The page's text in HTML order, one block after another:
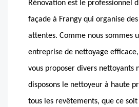
Rénovation est le professionnel
façade à Frangy qui organise
attentes. Comme nous sommes
entreprise de nettoyage efficace,
vous proposer divers nettoyants
disposons le nettoyeur à haute
tous les revêtements, que ce